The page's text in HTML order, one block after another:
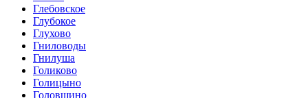
Глебовское
Глубокое
Глухово
Гниловоды
Гнилуша
Голиково
Голицыно
Головщино